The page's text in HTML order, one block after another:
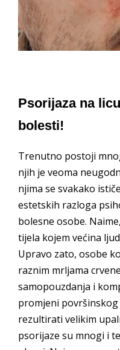
Psorijaza na
bolesti!
Trenutno postoji
njih je veoma
njima se svakako ističe
estetskih razloga
bolesne osobe.
tijela kojem većina
Upravo zato, osobe
raznim mrljama
samopouzdanja i
promjeni
rezultirati velikim
psorijaze su mnogi i